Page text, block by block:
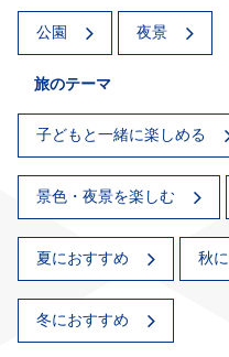
公園 夜景
旅のテーマ
子どもと一緒に楽しめる
景色・夜景を楽しむ
夏におすすめ 秋
冬におすすめ